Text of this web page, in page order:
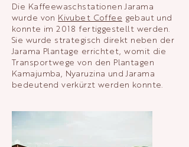
Die Kaffeewaschstationen Jarama
wurde von Kivubet Coffee gebaut und
konnte im 2018 fertiggestellt werden.
Sie wurde strategisch direkt neben der
Jarama Plantage errichtet, womit die
Transportwege von den Plantagen
Kamajumba, Nyaruzina und Jarama
bedeutend verkürzt werden konnte.